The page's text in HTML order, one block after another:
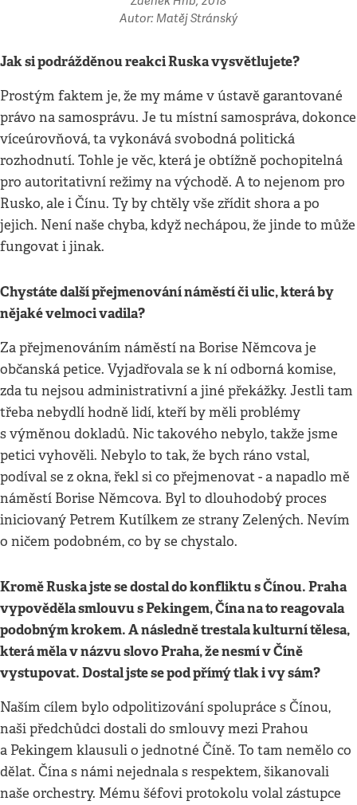
Autor: Matěj Stránský
Jak si podrážděnou reakci Ruska vysvětlujete?
Prostým faktem je, že my máme v ústavě garantované
právo na samosprávu. Je tu místní samospráva, dokonce
víceúrovňová, ta vykonává svobodná politická
rozhodnutí. Tohle je věc, která je obtížně pochopitelná
pro autoritativní režimy na východě. A to nejenom pro
Rusko, ale i Čínu. Ty by chtěly vše zřídit shora a po
jejich. Není naše chyba, když nechápou, že jinde to může
fungovat i jinak.
Chystáte další přejmenování náměstí či ulic, která by
nějaké velmoci vadila?
Za přejmenováním náměstí na Borise Němcova je
občanská petice. Vyjadřovala se k ní odborná komise,
zda tu nejsou administrativní a jiné překážky. Jestli tam
třeba nebydlí hodně lidí, kteří by měli problémy
s výměnou dokladů. Nic takového nebylo, takže jsme
petici vyhověli. Nebylo to tak, že bych ráno vstal,
podíval se z okna, řekl si co přejmenovat - a napadlo mě
náměstí Borise Němcova. Byl to dlouhodobý proces
iniciovaný Petrem Kutílkem ze strany Zelených. Nevím
o ničem podobném, co by se chystalo.
Kromě Ruska jste se dostal do konfliktu s Čínou. Praha
vypověděla smlouvu s Pekingem, Čína na to reagovala
podobným krokem. A následně trestala kulturní tělesa,
která měla v názvu slovo Praha, že nesmí v Číně
vystupovat. Dostal jste se pod přímý tlak i vy sám?
Naším cílem bylo odpolitizování spolupráce s Čínou,
naši předchůdci dostali do smlouvy mezi Prahou
a Pekingem klausuli o jednotné Číně. To tam nemělo co
dělat. Čína s námi nejednala s respektem, šikanovali
naše orchestry. Mému šéfovi protokolu volal zástupce